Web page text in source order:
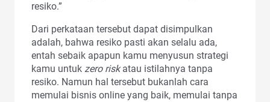
resiko.”
Dari perkataan tersebut dapat disimpulkan
adalah, bahwa resiko pasti akan selalu ada,
entah sebaik apapun kamu menyusun strategi
kamu untuk zero riskatau istilahnya tanpa
resiko. Namun hal tersebut bukanlah cara
memulai bisnis online yang baik, memulai tanpa